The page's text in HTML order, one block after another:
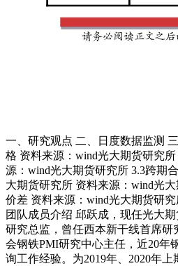
一、研究观点 二、日度数据监测
格 资料来源：wind光大期货研究
源：wind光大期货研究所 3.3跨期
大期货研究所 资料来源：wind光
价差 资料来源：wind光大期货研
团队成员介绍 邱跃成，现任光大
研究总监，曾任西本新干线首席
会钢铁PMI研究中心主任，近20年
询工作经验。为2019年、2020年